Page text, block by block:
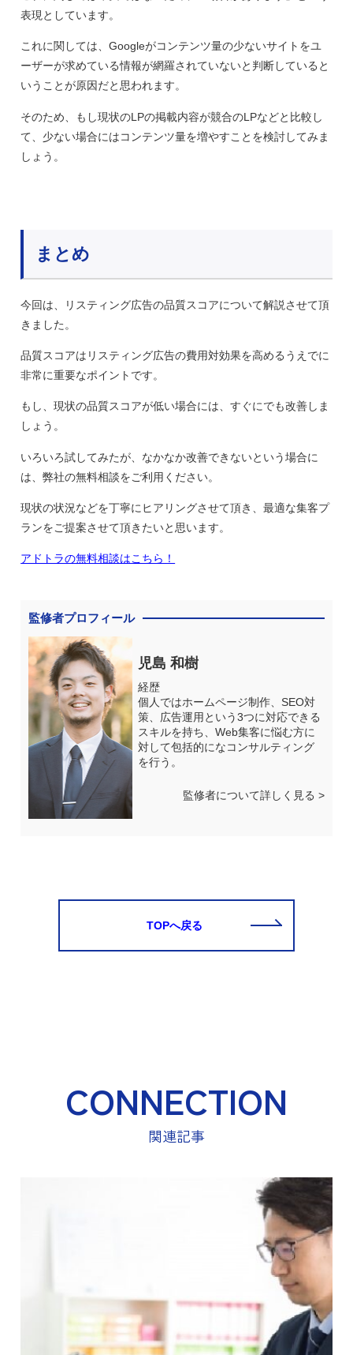
表現としています。
これに関しては、Googleがコンテンツ量の少ないサイトをユ
ーザーが求めている情報が網羅されていないと判断していると
いうことが原因だと思われます。
そのため、もし現状のLPの掲載内容が競合のLPなどと比較し
て、少ない場合にはコンテンツ量を増やすことを検討してみま
しょう。
まとめ
今回は、リスティング広告の品質スコアについて解説させて頂
きました。
品質スコアはリスティング広告の費用対効果を高めるうえでに
非常に重要なポイントです。
もし、現状の品質スコアが低い場合には、すぐにでも改善しま
しょう。
いろいろ試してみたが、なかなか改善できないという場合に
は、弊社の無料相談をご利用ください。
現状の状況などを丁寧にヒアリングさせて頂き、最適な集客プ
ランをご提案させて頂きたいと思います。
アドトラの無料相談はこちら！
監修者プロフィール
児島 和樹
経歴
個人ではホームページ制作、SEO対
策、広告運用という3つに対応できる
スキルを持ち、Web集客に悩む方に
対して包括的になコンサルティング
を行う。
監修者について詳しく見る >
TOPへ戻る
CONNECTION
関連記事